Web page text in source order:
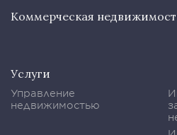
Коммерческая
Услуги
Управление
недвижимостью